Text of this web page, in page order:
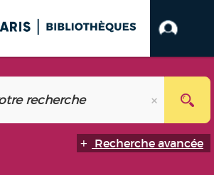
Recherche avancée